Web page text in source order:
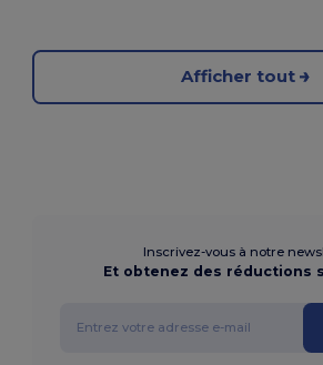
Afficher tout
Inscrivez-vous à notre
Et obtenez des réductions